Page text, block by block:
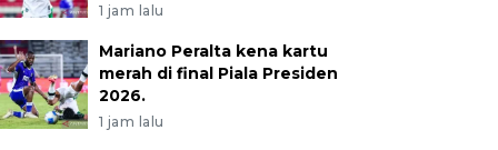
1 jam lalu
Mariano Peralta kena kartu
merah di final Piala Presiden
2026.
1 jam lalu